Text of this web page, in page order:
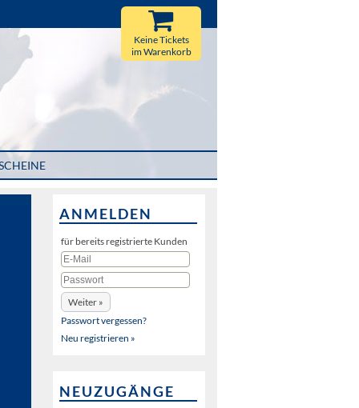
Keine Tickets
im Warenkorb
ANMELDEN
für bereits registrierte Kunden
Passwort vergessen?
Neu registrieren »
NEUZUGÄNGE